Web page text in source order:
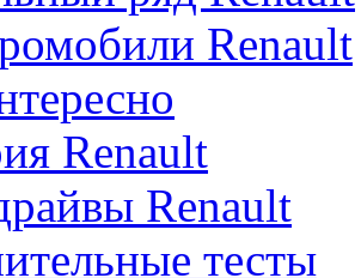
Renault
Renault
Renault
тесты